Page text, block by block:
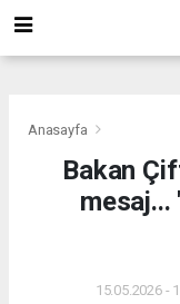
Anasayfa
Bakan
mesaj...
15.05.2026 -